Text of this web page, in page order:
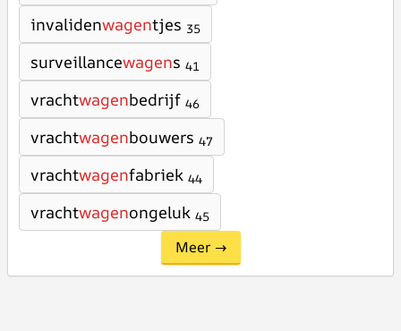
invalidenwagentjes 35
surveillancewagens 41
vrachtwagenbedrijf 46
vrachtwagenbouwers 47
vrachtwagenfabriek 44
vrachtwagenongeluk 45
Meer →